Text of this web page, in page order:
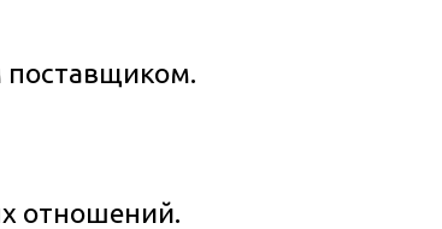
поставщиком.
отношений.